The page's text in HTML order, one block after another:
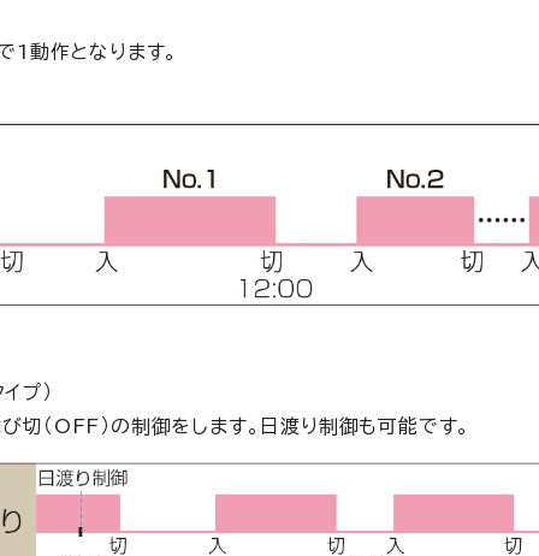
1動作となります。
プ）
切（OFF）の制御をします。日渡り制御も可能です。